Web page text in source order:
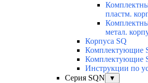
пластм.
метал.
Корпуса SQ
Комплектующие
Комплектующие
Инструкции по
Серия SQN
▼